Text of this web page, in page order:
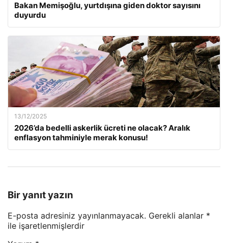
Bakan Memişoğlu, yurtdışına giden doktor sayısını
duyurdu
13/12/2025
2026’da bedelli askerlik ücreti ne olacak? Aralık
enflasyon tahminiyle merak konusu!
Bir yanıt yazın
E-posta adresiniz yayınlanmayacak. Gerekli alanlar *
ile işaretlenmişlerdir